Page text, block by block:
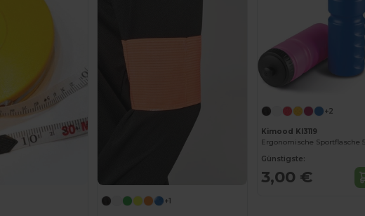
+1
+2
Kimood KI3119
Günstigste:
3,00 €